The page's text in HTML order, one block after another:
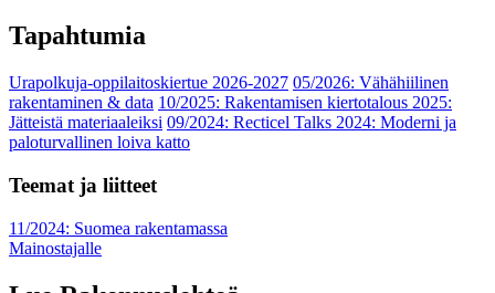
Tapahtumia
Urapolkuja-oppilaitoskiertue 2026-2027 05/2026: Vähähiilinen
rakentaminen & data 10/2025: Rakentamisen kiertotalous 2025:
Jätteistä materiaaleiksi 09/2024: Recticel Talks 2024: Moderni ja
paloturvallinen loiva katto
Teemat ja liitteet
11/2024: Suomea rakentamassa
Mainostajalle